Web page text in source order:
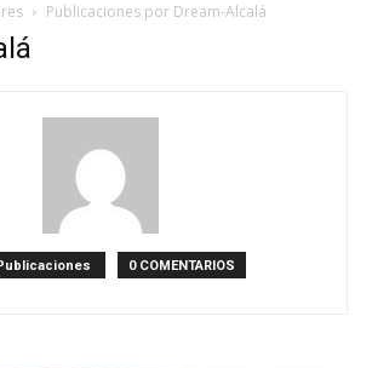
Publicaciones por Dream-Alcalá
0 COMENTARIOS